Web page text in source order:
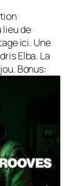
lieu de
ici. Une
Elba. La
Bonus: